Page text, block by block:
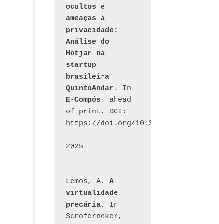
ocultos e
ameaças à
privacidade:
Análise do
Hotjar na
startup
brasileira
QuintoAndar
E-Compós, ahead
of print. DOI:
https://doi.org/10.30962/ecomps.3231
2025
Lemos, A. A
virtualidade
precária. In
Scroferneker,